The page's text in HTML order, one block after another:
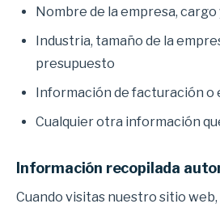
Nombre de la empresa, cargo
Industria, tamaño de la
presupuesto
Información de facturación o
Cualquier otra información
Información recopilada
Cuando visitas nuestro sitio